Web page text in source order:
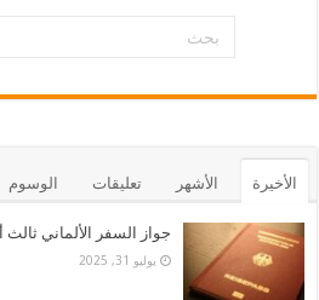
الأخيرة الأشهر تعليقات الوسوم
جواز السفر الألماني
يوليو 31, 2025